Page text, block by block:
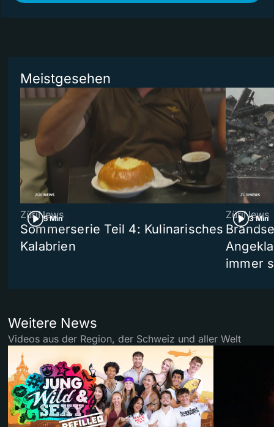
Meistgesehen
5 Min
ZüriNews
Sommerserie Teil 4: Kulinarisches
Kalabrien
3 Min
ZüriNews
immer
Weitere News
Videos aus der Region, der Schweiz und aller Welt